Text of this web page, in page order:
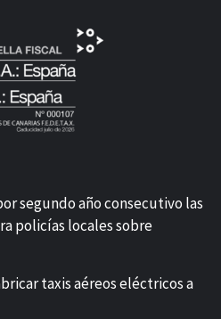
segundo año consecutivo las
policías locales sobre
taxis aéreos eléctricos a